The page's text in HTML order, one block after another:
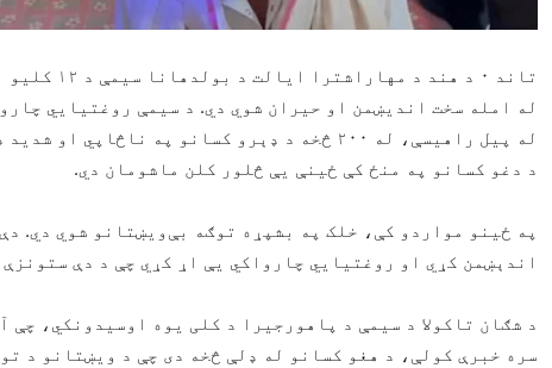
تاند ۰ د هند
له پیل راهیسې، له ۲۰۰ څخه د ډېرو کسانو په
د دغو کسانو په منځ کې ځینې یې څلور کلن ماشومان دي.
په ځینو مواردو کې، خلک په بشپړه توګه بې‌ویښتانو شوي دي.
اندېښمن کړي او روغتیایي چارواکي یې اړ کړي چې د دې
د شګان تاکولا د سیمې د پاهورجیرا د کلی یوه اوسیدونکي، چې
سره خبرې کولې، د هغو کسانو له ډلې څخه دی چې د ویښتانو د